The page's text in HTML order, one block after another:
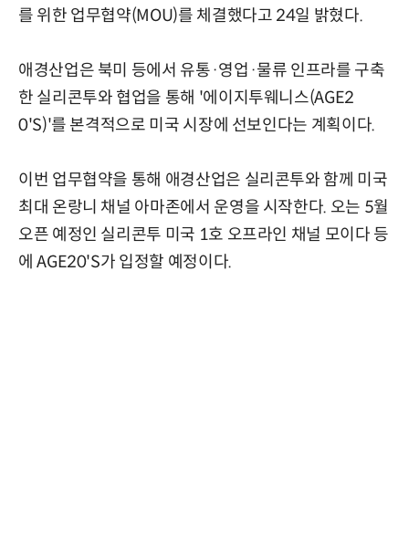
를 위한 업무협약(MOU)를 체결했다고 24일 밝혔다.
애경산업은 북미 등에서 유통·영업·물류 인프라를 구축
한 실리콘투와 협업을 통해 '에이지투웨니스(AGE2
0'S)'를 본격적으로 미국 시장에 선보인다는 계획이다.
이번 업무협약을 통해 애경산업은 실리콘투와 함께 미국
최대 온랑니 채널 아마존에서 운영을 시작한다. 오는 5월
오픈 예정인 실리콘투 미국 1호 오프라인 채널 모이다 등
에 AGE20'S가 입정할 예정이다.